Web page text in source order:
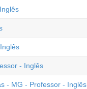
- Inglês
- MG - Professor - Inglês